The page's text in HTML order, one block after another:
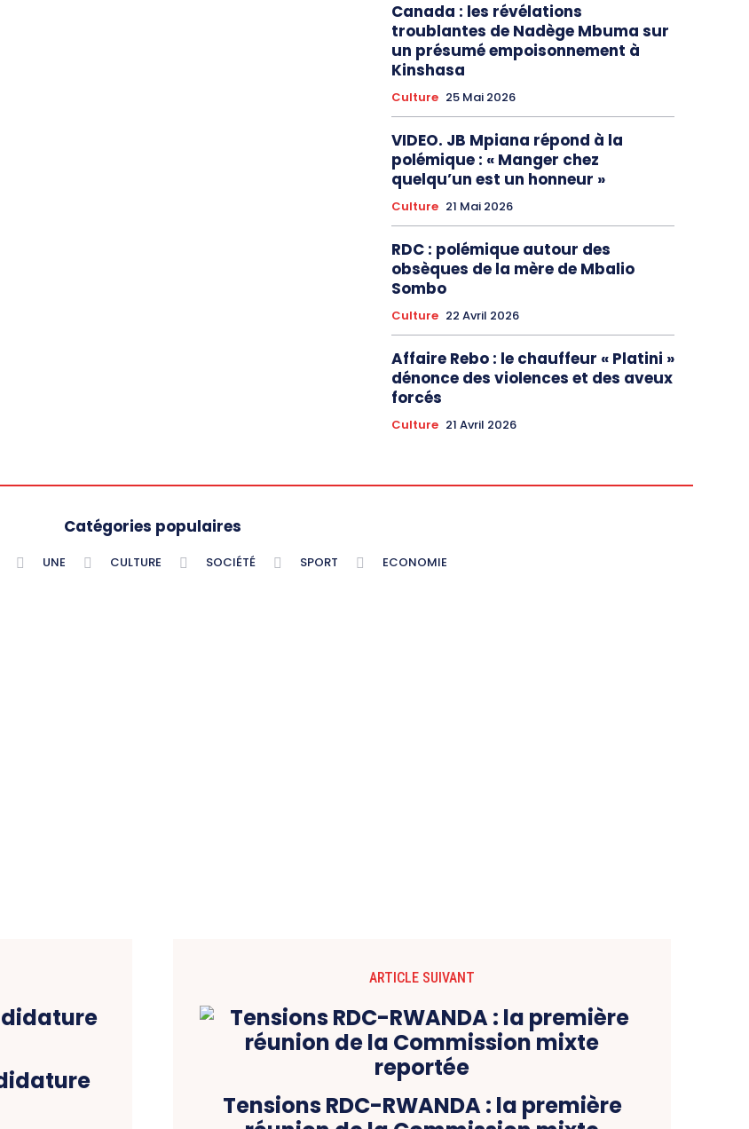
Canada : les révélations
troublantes de Nadège Mbuma sur
un présumé empoisonnement à
Kinshasa
Culture 25 Mai 2026
VIDEO. JB Mpiana répond à la
polémique : « Manger chez
quelqu’un est un honneur »
Culture 21 Mai 2026
RDC : polémique autour des
obsèques de la mère de Mbalio
Sombo
Culture 22 Avril 2026
Affaire Rebo : le chauffeur « Platini »
dénonce des violences et des aveux
forcés
Culture 21 Avril 2026
Catégories populaires
UNE CULTURE SOCIÉTÉ SPORT ECONOMIE
ARTICLE SUIVANT
Tensions RDC-RWANDA : la première